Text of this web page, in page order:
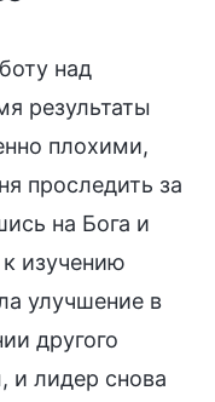
над
результаты
плохими,
проследить за
на Бога и
изучению
улучшение в
другого
и лидер снова